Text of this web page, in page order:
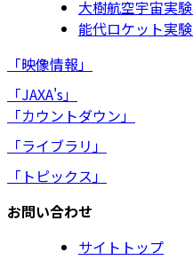
大樹航空宇宙実
能代ロケット実
「映像情報」
「JAXA's」
「カウントダウン」
「ライブラリ」
「トピックス」
お問い合わせ
サイトトップ